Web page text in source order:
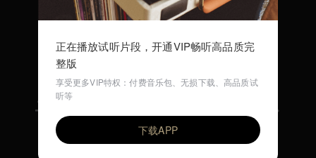
ユア・アメイジング・グレイス
MARCUS MILLER
正在播放试听片段，开通VIP畅听高品质完
整版
享受更多VIP特权：付费音乐包、无损下载、高品质试
听等
下载APP